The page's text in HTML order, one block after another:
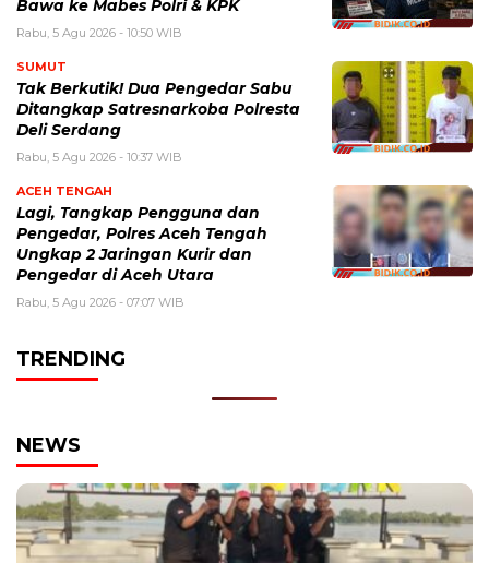
Bawa ke Mabes Polri & KPK
Rabu, 5 Agu 2026 - 10:50 WIB
SUMUT
Tak Berkutik! Dua Pengedar Sabu
Ditangkap Satresnarkoba Polresta
Deli Serdang
Rabu, 5 Agu 2026 - 10:37 WIB
ACEH TENGAH
Lagi, Tangkap Pengguna dan
Pengedar, Polres Aceh Tengah
Ungkap 2 Jaringan Kurir dan
Pengedar di Aceh Utara
Rabu, 5 Agu 2026 - 07:07 WIB
TRENDING
NEWS